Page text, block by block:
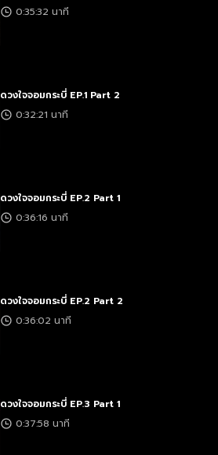
0:35:32 นาที
ดวงใจจอมกระบี่ EP.1 Part 2
0:32:21 นาที
ดวงใจจอมกระบี่ EP.2 Part 1
0:36:16 นาที
ดวงใจจอมกระบี่ EP.2 Part 2
0:36:02 นาที
ดวงใจจอมกระบี่ EP.3 Part 1
0:37:58 นาที